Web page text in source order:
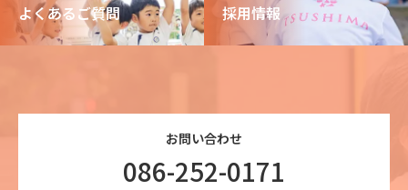
よくあるご質問 採用情報
お問い合わせ
086-252-0171